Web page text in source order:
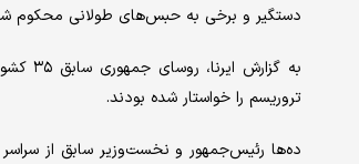
دستگیر و برخی به حبس‌های طولانی محکوم
به
تروریسم را خواستار شده بودند.
ده‌ها رئیس‌جمهور و نخست‌وزیر سابق از